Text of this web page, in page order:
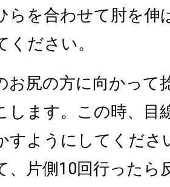
らを合わせて肘を伸
ください。
お尻の方に向かって
します。この時、目
すようにしてくださ
、片側10回行ったら